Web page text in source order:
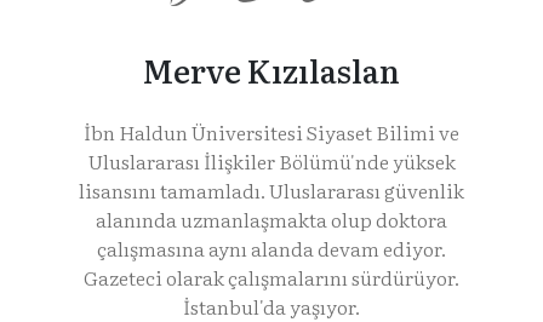
Merve Kızılaslan
İbn Haldun Üniversitesi Siyaset Bilimi ve
Uluslararası İlişkiler Bölümü'nde yüksek
lisansını tamamladı. Uluslararası güvenlik
alanında uzmanlaşmakta olup doktora
çalışmasına aynı alanda devam ediyor.
Gazeteci olarak çalışmalarını sürdürüyor.
İstanbul'da yaşıyor.